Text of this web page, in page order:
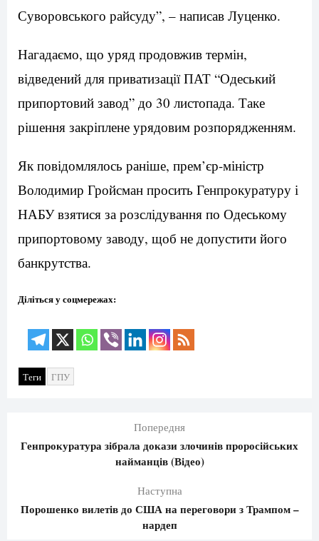
Суворовського райсуду”, – написав Луценко.
Нагадаємо, що уряд продовжив термін,
відведений для приватизації ПАТ “Одеський
припортовий завод” до 30 листопада. Таке
рішення закріплене урядовим розпорядженням.
Як повідомлялось раніше, прем’єр-міністр
Володимир Гройсман просить Генпрокуратуру і
НАБУ взятися за розслідування по Одеському
припортовому заводу, щоб не допустити його
банкрутства.
Діліться у соцмережах:
Теги ГПУ
Попередня
Генпрокуратура зібрала докази злочинів проросійських
найманців (Відео)
Наступна
Порошенко вилетів до США на переговори з Трампом –
нардеп